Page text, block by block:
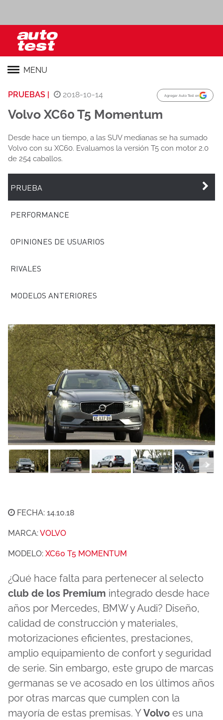
MENU
PRUEBAS | 2018-10-14 Agregar Auto Test en
Volvo XC60 T5 Momentum
Desde hace un tiempo, a las SUV medianas se ha sumado
Volvo con su XC60. Evaluamos la versión T5 con motor 2.0
de 254 caballos.
PRUEBA
PERFORMANCE
OPINIONES DE USUARIOS
RIVALES
MODELOS ANTERIORES
FECHA: 14.10.18
MARCA:VOLVO
MODELO: XC60 T5 MOMENTUM
¿Qué hace falta para pertenecer al selecto
club de los Premium integrado desde hace
años por Mercedes, BMW y Audi? Diseño,
calidad de construcción y materiales,
motorizaciones eficientes, prestaciones,
amplio equipamiento de confort y seguridad
de serie. Sin embargo, este grupo de marcas
germanas se ve acosado en los últimos años
por otras marcas que cumplen con la
mayoría de estas premisas. YVolvo es una